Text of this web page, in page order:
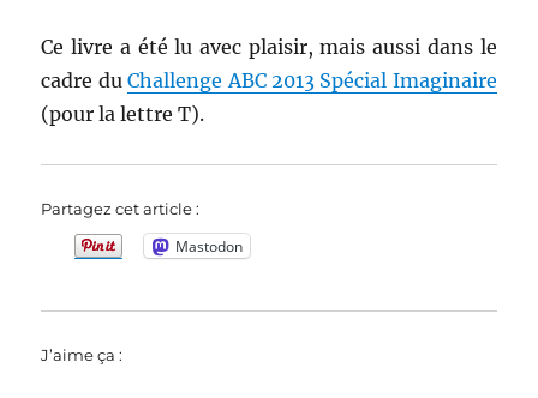
Ce livre a été lu avec plaisir, mais aussi dans le
cadre duChallenge ABC 2013 Spécial Imaginaire
(pour la lettre T).
Partagez cet article :
Mastodon
J’aime ça :